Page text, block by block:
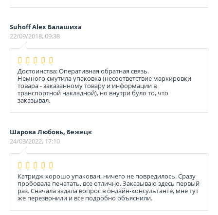
Suhoff Alex Балашиха
22/09/2018, 09:38
Достоинства: Оперативная обратная связь.
Немного смутила упаковка (несоответствие маркировки
товара - заказанному товару и информации в
транспортной накладной), но внутри було то, что
заказывал.
Шарова Любовь, Бежецк
24/03/2022, 17:10
Катридж хорошо упакован, ничего не повредилось. Сразу
пробовала печатать, все отлично. Заказываю здесь первый
раз. Сначала задала вопрос в онлайн-консультанте, мне тут
же перезвонили и все подробно объяснили.